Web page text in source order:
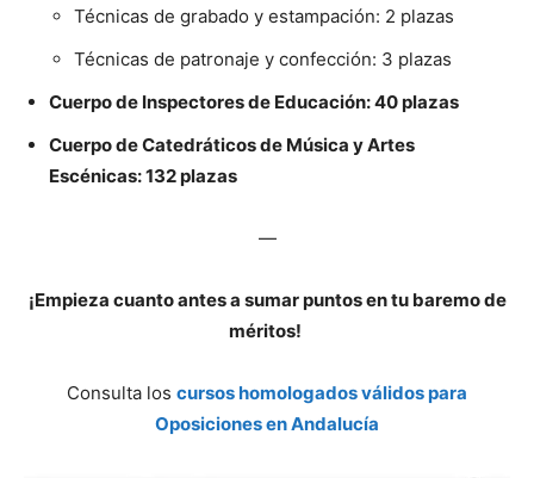
Técnicas de grabado y estampación: 2 plazas
Técnicas de patronaje y confección: 3 plazas
Cuerpo de Inspectores de Educación: 40 plazas
Cuerpo de Catedráticos de Música y Artes
Escénicas: 132 plazas
—
¡Empieza cuanto antes a sumar puntos en tu baremo de
méritos!
Consulta los cursos homologados válidos para
Oposiciones en Andalucía